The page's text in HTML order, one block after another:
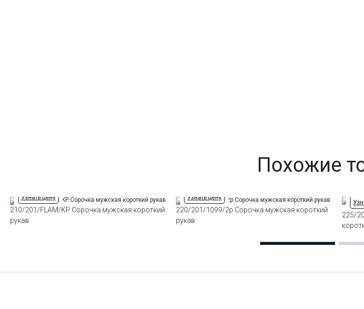
Похожие
Узнать цену
210/201/FLAM/KP Сорочка мужская короткий
рукав
Узнать цену
220/201/1099/2p Сорочка мужская короткий
рукав
225/